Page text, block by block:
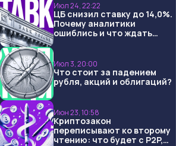
Июл 24, 22:22
ЦБ снизил ставку до 14,0%.
Почему аналитики
ошиблись и что ждать
Июл 3, 20:00
Что стоит за падением
рубля, акций и облигаций?
Июн 23, 10:58
Криптозакон
переписывают ко второму
чтению: что будет с P2P,